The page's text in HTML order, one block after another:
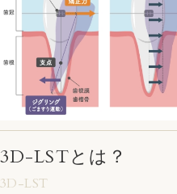
3D-LSTとは？
3D-LST